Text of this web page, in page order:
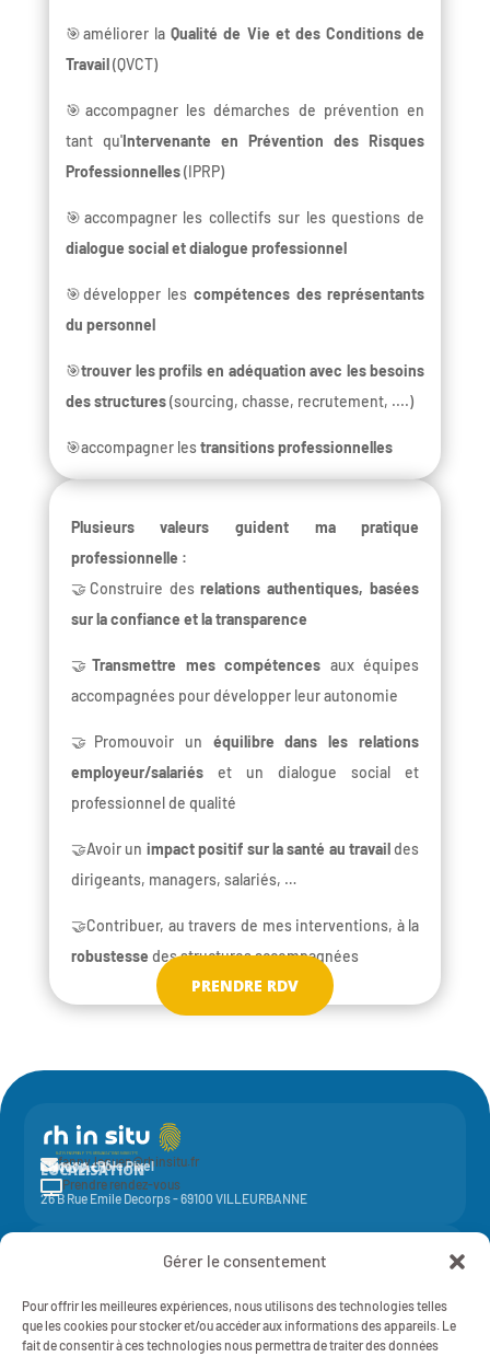
Gérer le consentement
Pour offrir les meilleures expériences, nous utilisons des technologies telles
que les cookies pour stocker et/ou accéder aux informations des appareils. Le
fait de consentir à ces technologies nous permettra de traiter des données
🎯améliorer laQualité de Vie et des Conditions de
Travail(QVCT)
🎯accompagner les démarches de prévention en
tant qu'Intervenante en Prévention des Risques
Professionnelles(IPRP)
🎯accompagner les collectifs sur les questions de
dialogue social et dialogue professionnel
🎯développer les compétences des représentants
du personnel
🎯trouver les profils en adéquation avec les besoins
des structures(sourcing, chasse, recrutement, ....)
🎯accompagner lestransitions professionnelles
Plusieurs valeurs guident ma pratique
professionnelle :
🤝Construire desrelations authentiques, basées
sur la confiance et la transparence
🤝Transmettre mes compétences aux équipes
accompagnées pour développer leur autonomie
🤝Promouvoir un équilibre dans les relations
employeur/salariéset un dialogue social et
professionnel de qualité
🤝Avoir un impact positif sur la santé au travaildes
dirigeants, managers, salariés, …
🤝Contribuer, au travers de mes interventions, à la
robustesse des structures accompagnées
PRENDRE RDV
CONTACT
fanny.leguen@rhinsitu.fr
 Prendre rendez-vous
LOCALISATION
Elycoop - Pôle Pixel
26 B Rue Emile Decorps - 69100 VILLEURBANNE
SIREN 429 851 637 - NAF 7022Z - 429 851 637 RCS Lyon
Politique de Confidentialité
RH IN SITU - 2025 - TOUT DROITS RÉSERVÉS